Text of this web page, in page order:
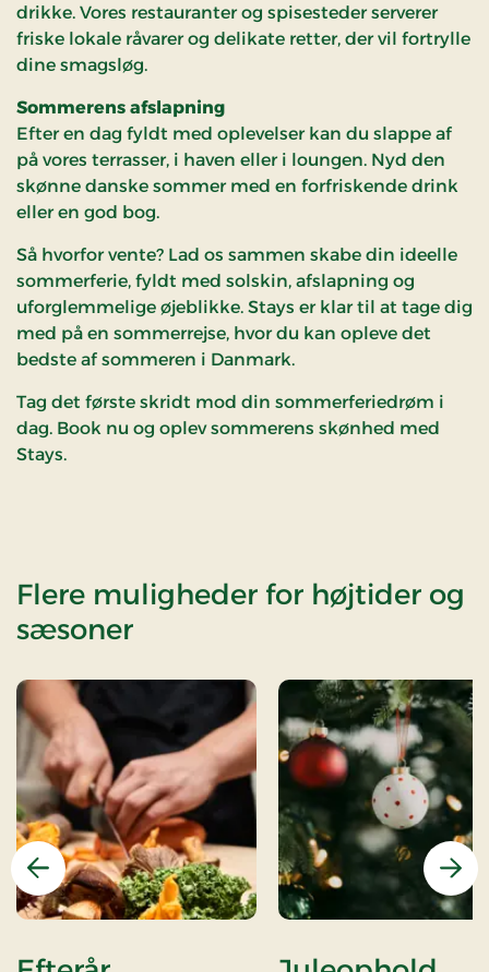
drikke. Vores restauranter og spisesteder serverer
friske lokale råvarer og delikate retter, der vil fortrylle
dine smagsløg.
Sommerens afslapning
Efter en dag fyldt med oplevelser kan du slappe af
på vores terrasser, i haven eller i loungen. Nyd den
skønne danske sommer med en forfriskende drink
eller en god bog.
Så hvorfor vente? Lad os sammen skabe din ideelle
sommerferie, fyldt med solskin, afslapning og
uforglemmelige øjeblikke. Stays er klar til at tage dig
med på en sommerrejse, hvor du kan opleve det
bedste af sommeren i Danmark.
Tag det første skridt mod din sommerferiedrøm i
dag. Book nu og oplev sommerens skønhed med
Stays.
Flere muligheder for højtider og
sæsoner
Forrige